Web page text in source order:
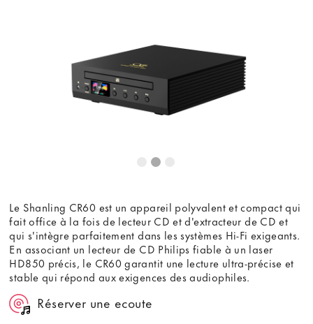
Le Shanling CR60 est un appareil polyvalent et compact qui
fait office à la fois de lecteur CD et d'extracteur de CD et
qui s'intègre parfaitement dans les systèmes Hi-Fi exigeants.
En associant un lecteur de CD Philips fiable à un laser
HD850 précis, le CR60 garantit une lecture ultra-précise et
stable qui répond aux exigences des audiophiles.
Réserver une ecoute